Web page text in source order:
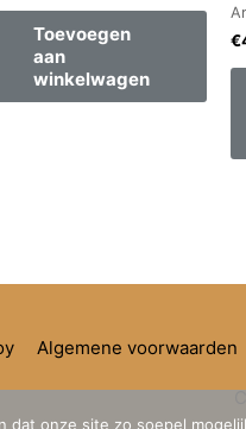
Toevoegen
aan
winkelwagen
€
Algemene voorwaarden
dat onze site zo soepel